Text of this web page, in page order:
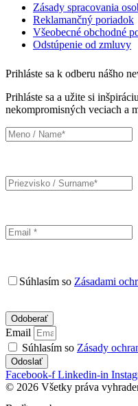
Zásady spracovania
Reklamančný poriadok
Všeobecné obchodné
Odstúpenie od zmluvy
Prihláste sa k odberu nášho
Prihláste sa a užite si
nekompromisných veciach a
Súhlasím so Zásadami
Email
Súhlasím so Zásady
Odoslať
Facebook-f Linkedin-in
© 2026 Všetky práva